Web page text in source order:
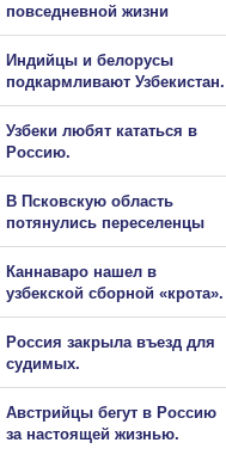
повседневной жизни
Индийцы и белорусы
подкармливают Узбекистан.
Узбеки любят кататься в
Россию.
В Псковскую область
потянулись переселенцы
Каннаваро нашел в
узбекской сборной «крота».
Россия закрыла въезд для
судимых.
Австрийцы бегут в Россию
за настоящей жизнью.